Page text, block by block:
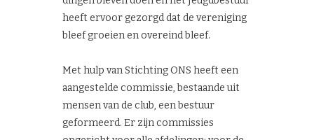
heeft ervoor gezorgd dat de vereniging
bleef groeien en overeind bleef.
Met hulp van Stichting ONS heeft een
aangestelde commissie, bestaande uit
mensen van de club, een bestuur
geformeerd. Er zijn commissies